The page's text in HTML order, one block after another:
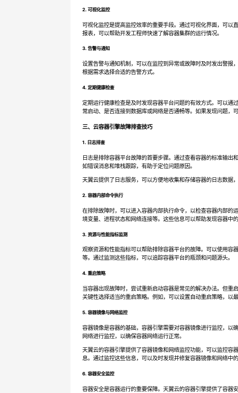
2. 可视化监控
可视化监控是提高监控效率的重要手段。通过可视化界面，可以
报表，可以帮助开发工程师快速了解容器集群的运行情况。
3. 告警与通知
设置告警与通知机制，可以在监控到异常或故障时及时发出警报
根据需求选择合适的告警方式。
4. 定期健康检查
定期运行健康检查是及时发现容器平台问题的有效方式。可以
常启动、是否连接到数据库或网络是否通畅等。如果发现问题，
三、云容器引擎故障排查技巧
1. 日志排查
日志是排除容器平台故障的首要步骤。通过查看容器的标准输出
如错误消息和堆栈跟踪，有助于定位问题原因。
天翼云提供了日志服务，可以方便地收集和存储容器的日志数据
2. 容器内部命令执行
在排除故障时，可以进入容器内部执行命令，以检查容器内部
境变量、进程状态和网络连接等。这些信息可以帮助发现容器中的
3. 资源与性能指标监测
观察资源和性能指标可以帮助排除容器平台的故障。可以使用容
等。通过监测这些指标，可以追踪容器平台的瓶颈和问题源头。
4. 重启策略
当容器出现故障时，尝试重新启动容器是常见的解决办法。但
关键性选择适当的重启策略。例如，可以设置自动重启策略，以最
5. 容器镜像与网络监控
容器镜像是容器的基础，容器引擎需要对容器镜像进行监控，以
网络进行监控，以确保容器网络运行正常。
天翼云的容器引擎提供了容器镜像和网络监控功能，可以监控容
息。通过监控这些信息，可以及时发现并修复容器镜像和网络中的
6. 容器安全监控
容器安全是容器运行的重要保障。天翼云的容器引擎提供了容器